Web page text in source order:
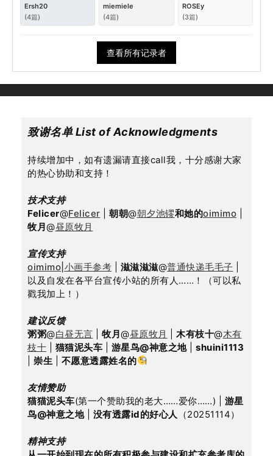
Ersh20
(4篇)
miemiele
(4篇)
ROSEy
(3篇)
查看所有记录者
致谢名单 List of Acknowledgments
持续增加中，如有遗漏请直接call我，十分感谢大家
的热心协助和支持！
技术支持
Felicer@Felicer 朝朝@朝夕池镠和她的oimimo
牧月@昼原牧月
宣传支持
oimimo|小画手参考
滋滋滋滋@普通快递毛毛子
以及自发在各平台宣传小站的所有人……！（可以私
戳我加上！）
建议反馈
粥粥@白昼无言 牧月@昼原牧月 木有枝十@木有
枝十
猫猫泥头车 游星鸟@神意之地 | shuini1113
崇生 不愿意透露姓名的
友情赞助
猫猫泥头车(第一个赞助我的老大……爱你……) | 游星
鸟@神意之地 | 没有透露id的好心人 （20251114）
精神支持